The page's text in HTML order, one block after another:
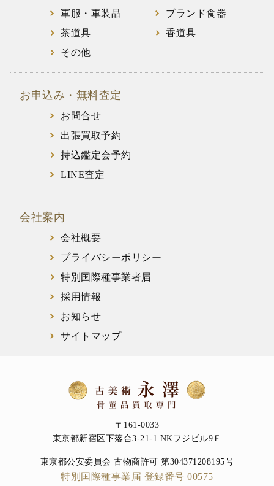
軍服・軍装品
ブランド食器
茶道具
香道具
その他
お申込み・無料査定
お問合せ
出張買取予約
持込鑑定会予約
LINE査定
会社案内
会社概要
プライバシーポリシー
特別国際種事業者届
採用情報
お知らせ
サイトマップ
〒161-0033
東京都新宿区下落合3-21-1 NKフジビル9Ｆ
東京都公安委員会 古物商許可 第304371208195号
特別国際種事業届 登録番号 00575